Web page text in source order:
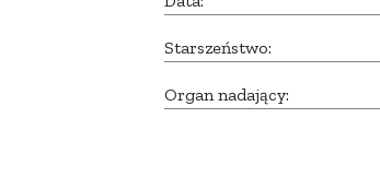
Starszeństwo:
Organ nadający: